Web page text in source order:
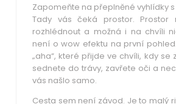
Zapomeňte na přeplněné vyhlídky
Tady vás čeká prostor. Prostor
rozhlédnout a možná i na chvíli
není o wow efektu na první
„aha“, které přijde ve chvíli, kdy se
sednete do trávy, zavřete oči a
vás našlo samo.
Cesta sem není závod. Je to malý